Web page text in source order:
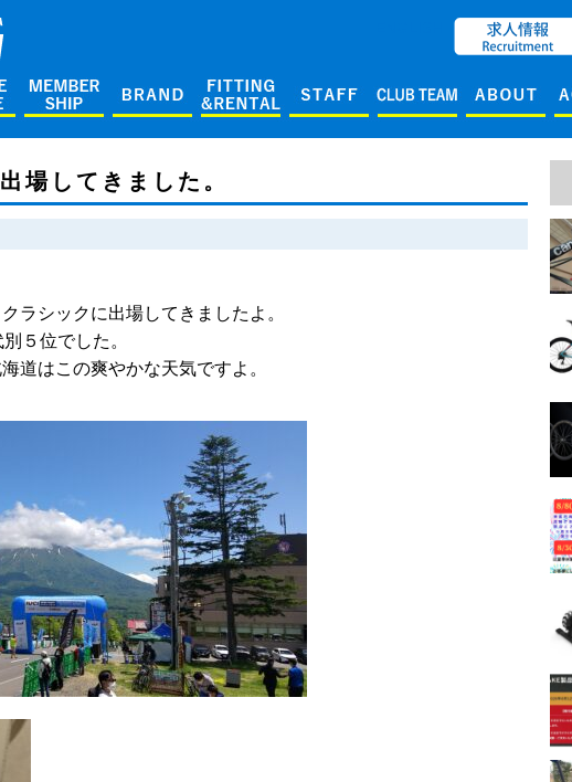
場してきました。
ラシックに出場してきましたよ。
５位でした。
道はこの爽やかな天気ですよ。